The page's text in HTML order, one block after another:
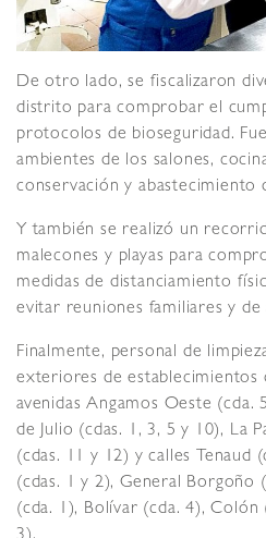
De otro lado, se fiscalizaron
distrito para comprobar el
protocolos de bioseguridad.
ambientes de los salones,
conservación y abastecimiento
Y también se realizó un
malecones y playas para
medidas de distanciamiento
evitar reuniones familiares y de
Finalmente, personal de
exteriores de establecimientos
avenidas Angamos Oeste (cda.
de Julio (cdas. 1, 3, 5 y 10), La
(cdas. 11 y 12) y calles Tenaud
(cdas. 1 y 2), General Borgoño
(cda. 1), Bolívar (cda. 4), Colón